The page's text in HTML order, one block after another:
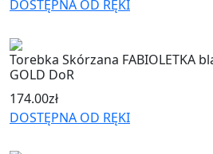
DOSTĘPNA OD RĘKI
Torebka Skórzana FABIOLETKA
GOLD DoR
174.00zł
DOSTĘPNA OD RĘKI